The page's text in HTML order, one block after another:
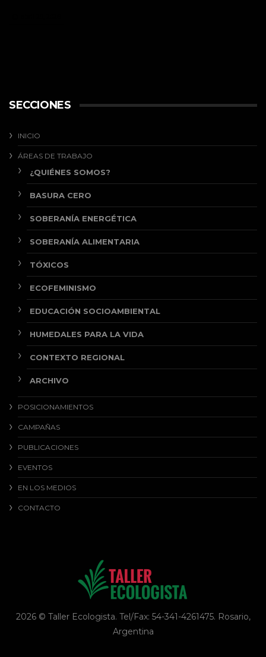
SECCIONES
INICIO
ÁREAS DE TRABAJO
¿QUIÉNES SOMOS?
BASURA CERO
SOBERANÍA ENERGÉTICA
SOBERANÍA ALIMENTARIA
TÓXICOS
ECOFEMINISMO
EDUCACIÓN SOCIOAMBIENTAL
HUMEDALES PARA LA VIDA
CONTEXTO REGIONAL
ARCHIVO
POSICIONAMIENTOS
CAMPAÑAS
PUBLICACIONES
EVENTOS
EN LOS MEDIOS
CONTACTO
2026 © Taller Ecologista. Tel/Fax: 54-341-4261475. Rosario,
Argentina